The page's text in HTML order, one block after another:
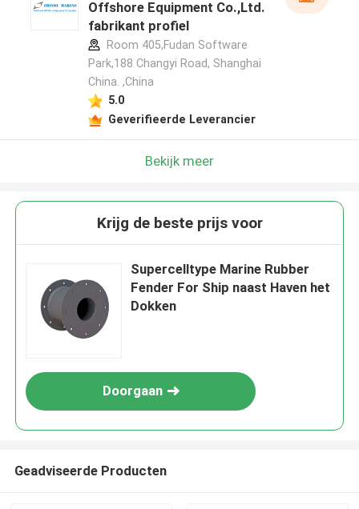
Offshore Equipment Co.,Ltd.
fabrikant profiel
Room 405,Fudan Software
Park,188 Changyi Road, Shanghai
China. ,China
5.0
Geverifieerde Leverancier
Bekijk meer
Krijg de beste prijs voor
Supercelltype Marine Rubber
Fender For Ship naast Haven het
Dokken
Doorgaan
Geadviseerde Producten